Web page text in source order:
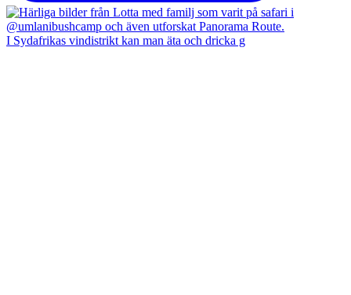
I Sydafrikas vindistrikt kan man äta och dricka g